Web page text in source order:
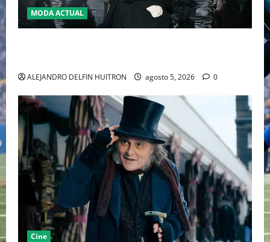
MODA ACTUAL
ALEJANDRO DELFIN HUITRON agosto 5, 2026 0
Cine